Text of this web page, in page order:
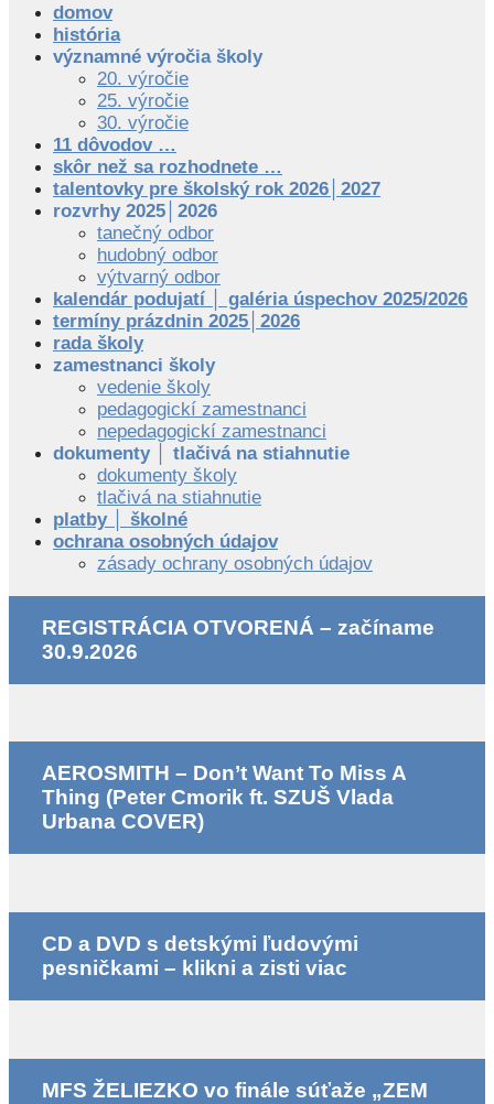
domov
história
významné výročia školy
20. výročie
25. výročie
30. výročie
11 dôvodov …
skôr než sa rozhodnete …
talentovky pre školský rok 2026│2027
rozvrhy 2025│2026
tanečný odbor
hudobný odbor
výtvarný odbor
kalendár podujatí │ galéria úspechov 2025/2026
termíny prázdnin 2025│2026
rada školy
zamestnanci školy
vedenie školy
pedagogickí zamestnanci
nepedagogickí zamestnanci
dokumenty │ tlačivá na stiahnutie
dokumenty školy
tlačivá na stiahnutie
platby │ školné
ochrana osobných údajov
zásady ochrany osobných údajov
REGISTRÁCIA OTVORENÁ – začíname
30.9.2026
AEROSMITH – Don’t Want To Miss A
Thing (Peter Cmorik ft. SZUŠ Vlada
Urbana COVER)
CD a DVD s detskými ľudovými
pesničkami – klikni a zisti viac
MFS ŽELIEZKO vo finále súťaže „ZEM